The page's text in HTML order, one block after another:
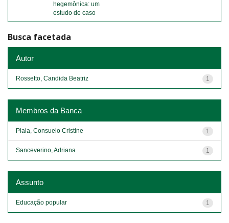
hegemônica: um
estudo de caso
Busca facetada
Autor
1
Rossetto, Candida Beatriz
Membros da Banca
1
Piaia, Consuelo Cristine
1
Sanceverino, Adriana
Assunto
1
Educação popular